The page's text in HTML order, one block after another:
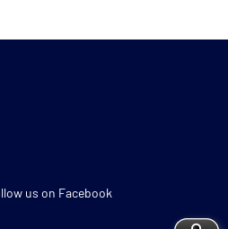
us on Facebook